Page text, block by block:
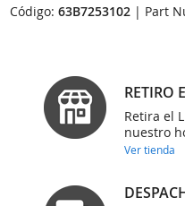
Código:63B7253102 | Part
RETIRO
Retira el
nuestro
Ver tienda